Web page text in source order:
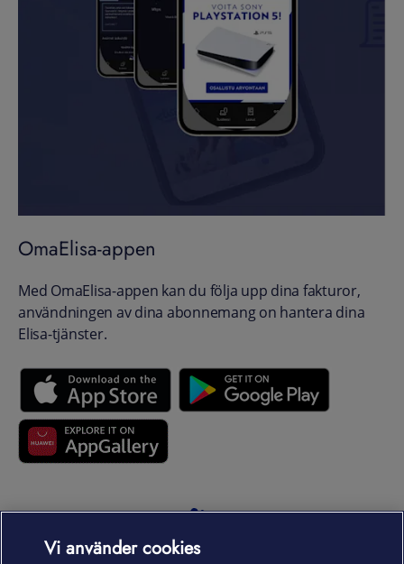
OmaElisa-appen
Med OmaElisa-appen kan du följa upp dina fakturor,
användningen av dina abonnemang on hantera dina
Elisa-tjänster.
Laitteet & liittymät
Vi använder cookies